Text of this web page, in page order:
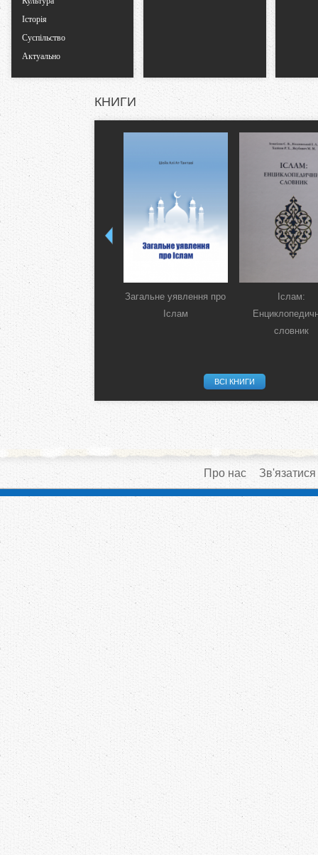
Історія
Суспільство
Актуально
КНИГИ
Загальне уявлення про
Іслам
Іслам:
словник
ВСІ КНИГИ
Про нас